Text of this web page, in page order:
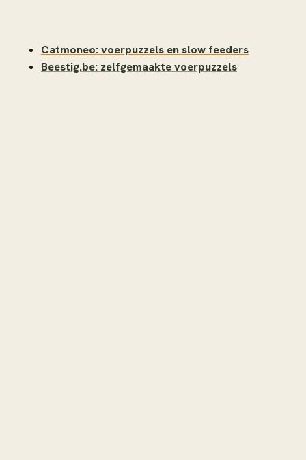
Catmoneo: voerpuzzels en slow feeders
Beestig.be: zelfgemaakte voerpuzzels